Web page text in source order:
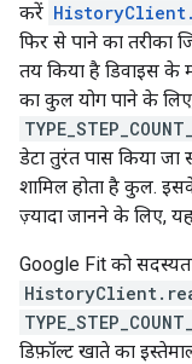
करें
फिर से पाने का
तय किया है डिवाइस के
का कुल योग पाने के
डेटा तुरंत पास किया जा
शामिल होता है कुल.
ज़्यादा जानने के लिए,
Google Fit को
डिफ़ॉल्ट खाते का